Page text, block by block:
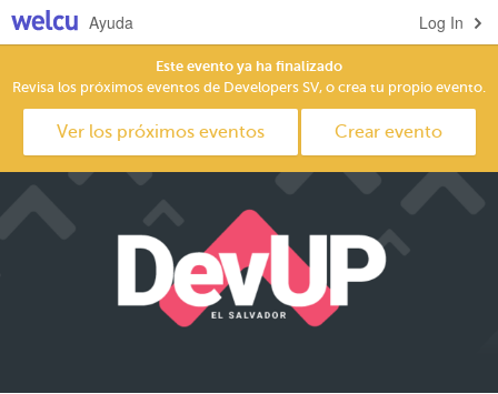
Log In
Ayuda
Este evento ya ha finalizado
Revisa los próximos eventos de Developers SV, o crea tu propio evento.
Ver los próximos eventos Crear evento